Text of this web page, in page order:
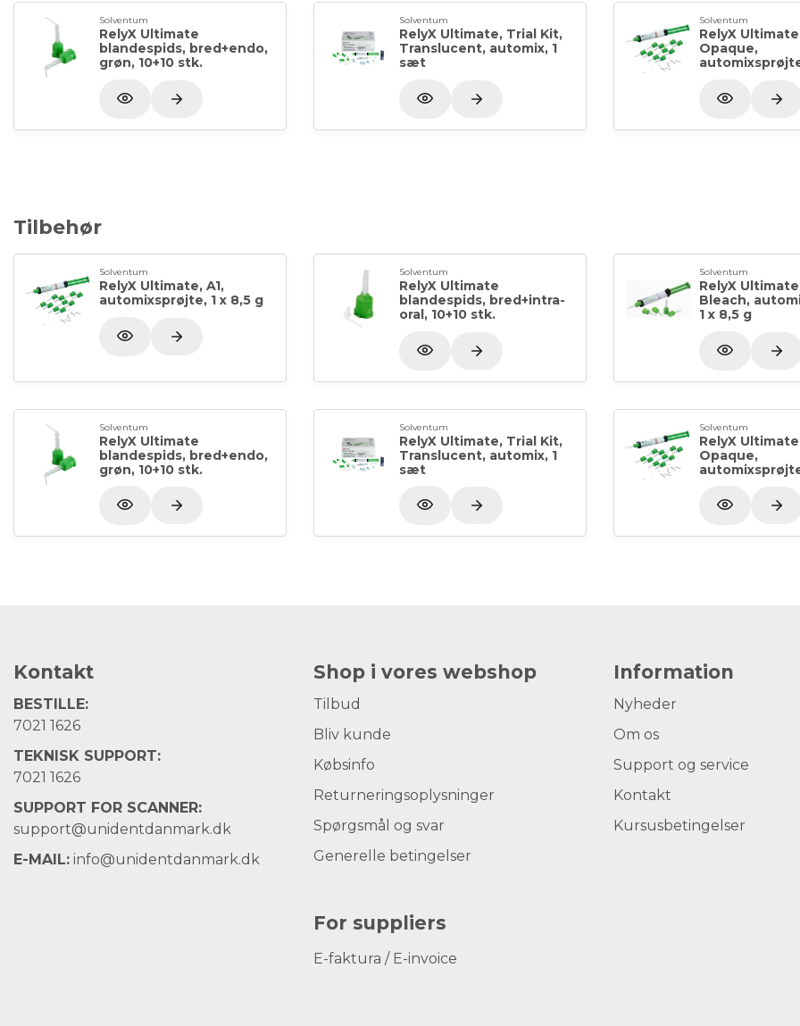
Solventum
RelyX Ultimate
blandespids, bred+endo,
grøn, 10+10 stk.
Solventum
RelyX Ultimate, Trial Kit,
Translucent, automix, 1
sæt
Solventum
RelyX
Opaque,
Tilbehør
Solventum
RelyX Ultimate, A1,
automixsprøjte, 1 x 8,5 g
Solventum
RelyX Ultimate
blandespids, bred+intra-
oral, 10+10 stk.
Solventum
RelyX
Bleach,
1 x 8,5 g
Solventum
RelyX Ultimate
blandespids, bred+endo,
grøn, 10+10 stk.
Solventum
RelyX Ultimate, Trial Kit,
Translucent, automix, 1
sæt
Solventum
RelyX
Opaque,
Kontakt
BESTILLE:
7021 1626
TEKNISK SUPPORT:
7021 1626
SUPPORT FOR SCANNER:
support@unidentdanmark.dk
E-MAIL: info@unidentdanmark.dk
Shop i vores webshop
Tilbud
Bliv kunde
Købsinfo
Returneringsoplysninger
Spørgsmål og svar
Generelle betingelser
For suppliers
E-faktura / E-invoice
Information
Nyheder
Om os
Support og service
Kontakt
Kursusbetingelser